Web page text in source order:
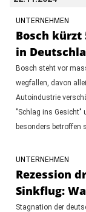
UNTERNEHMEN
Bosch kürzt
in
Bosch steht vor
wegfallen, davon
Autoindustrie
"Schlag ins Gesicht"
besonders betroffen
UNTERNEHMEN
Rezession
Sinkflug:
Stagnation der